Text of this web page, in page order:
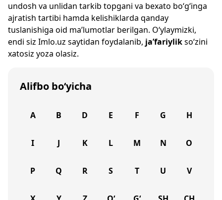
undosh va unlidan tarkib topgani va bexato bo‘g‘inga
ajratish tartibi hamda kelishiklarda qanday
tuslanishiga oid ma’lumotlar berilgan. O‘ylaymizki,
endi siz Imlo.uz saytidan foydalanib, ja’fariylikso‘zini
xatosiz yoza olasiz.
Alifbo bo‘yicha
A B D E F G H
I J K L M N O
P Q R S T U V